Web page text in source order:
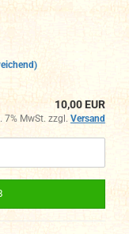
10,00 EUR
7% MwSt. zzgl. Versand